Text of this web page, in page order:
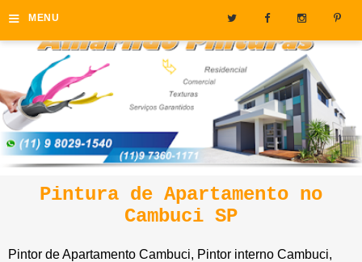
≡ MENU
Pintura de Apartamento no
Cambuci SP
Pintor de Apartamento Cambuci, Pintor interno Cambuci,